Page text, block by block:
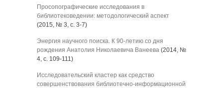
Просопографические исследования в
библиотековедении: методологический аспект
(2015, № 3, с. 3-7)
Энергия научного поиска. К 90-летию со дня
рождения Анатолия Николаевича Ванеева (2014, №
4, с. 109-111)
Исследовательский кластер как средство
совершенствования библиотечно-информационной